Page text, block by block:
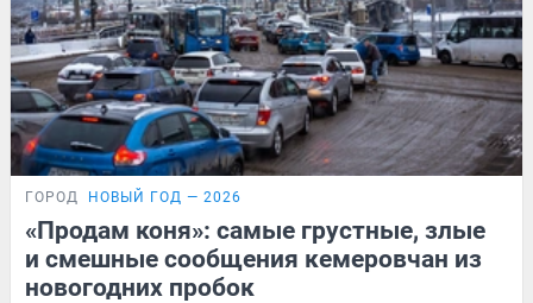
ГОРОД НОВЫЙ ГОД — 2026
«Продам коня»: самые грустные, злые
и смешные сообщения кемеровчан из
новогодних пробок